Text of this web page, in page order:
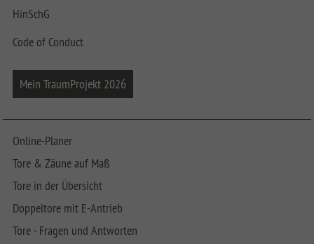
HinSchG
Code of Conduct
Mein TraumProjekt 2026
Online-Planer
Tore & Zäune auf Maß
Tore in der Übersicht
Doppeltore mit E-Antrieb
Tore - Fragen und Antworten